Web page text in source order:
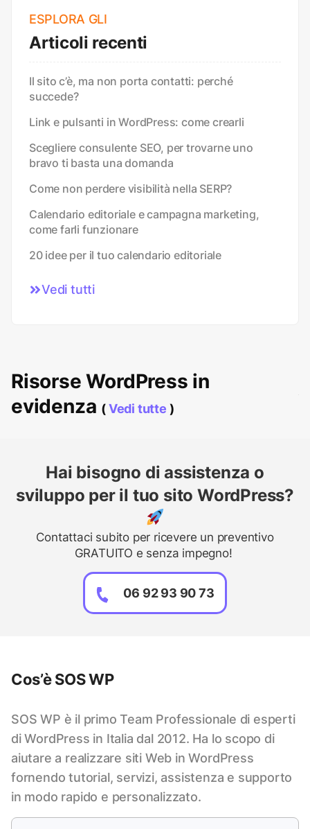
ESPLORA GLI
Articoli recenti
Il sito c’è, ma non porta contatti: perché
succede?
Link e pulsanti in WordPress: come crearli
Scegliere consulente SEO, per trovarne uno
bravo ti basta una domanda
Come non perdere visibilità nella SERP?
Calendario editoriale e campagna marketing,
come farli funzionare
20 idee per il tuo calendario editoriale
Vedi tutti
Risorse WordPress in
evidenza (Vedi tutte )
Hai bisogno di assistenza o
sviluppo per il tuo sito WordPress?
Contattaci subito per ricevere un preventivo
GRATUITO e senza impegno!
06 92 93 90 73
Cos’è SOS WP
SOS WP è il primo Team Professionale di esperti
di WordPress in Italia dal 2012. Ha lo scopo di
aiutare a realizzare siti Web in WordPress
fornendo tutorial, servizi, assistenza e supporto
in modo rapido e personalizzato.